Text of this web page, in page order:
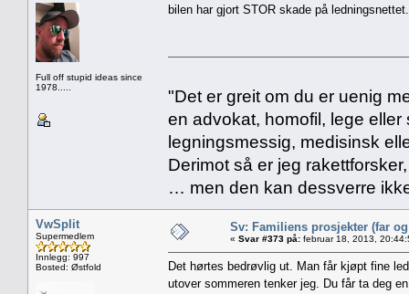
Full off stupid ideas since
1978.....
bilen har gjort STOR skade på
"Det er greit om du er uenig
en advokat, homofil, lege
legningsmessig, medisinsk
Derimot så er jeg
… men den kan dessverre
VwSplit
Supermedlem
Innlegg: 997
Bosted: Østfold
Sv: Familiens prosjekter (far
« Svar #373 på: februar 18, 2013,
Det hørtes bedrøvlig ut. Man får kjøpt fine
utover sommeren tenker jeg. Du får ta deg